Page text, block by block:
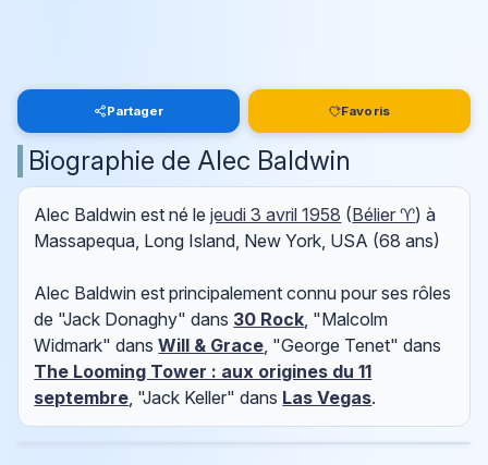
Partager Favoris
Biographie de Alec Baldwin
Alec Baldwin est né lejeudi 3 avril 1958 (Bélier ♈) à
Massapequa, Long Island, New York, USA (68 ans)
Alec Baldwin est principalement connu pour ses rôles
de "Jack Donaghy" dans 30 Rock, "Malcolm
Widmark" dansWill & Grace, "George Tenet" dans
The Looming Tower : aux origines du 11
septembre, "Jack Keller" dans Las Vegas.